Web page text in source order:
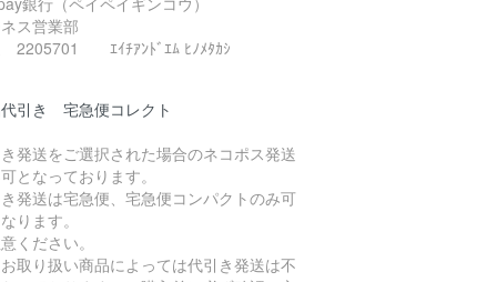
ス営業部
2205701 ｴｲﾁｱﾝﾄﾞｴﾑ ﾋﾉﾒﾀｶｼ
引き 宅急便コレクト
発送をご選択された場合のネコポス発送
となっております。
発送は宅急便、宅急便コンパクトのみ可
ります。
ください。
取り扱い商品によっては代引き発送は不